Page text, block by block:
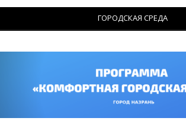
ГОРОДСКАЯ СРЕДА